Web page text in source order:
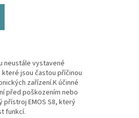
neustále vystavené
jsou častou příčinou
zařízení.K účinné
před poškozením nebo
EMOS S8, který
funkcí.